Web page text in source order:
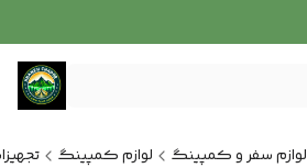
لوازم سفر و کمپینگ لوازم کمپینگ